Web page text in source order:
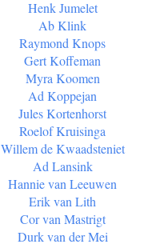
Henk Jumelet
Ab Klink
Raymond Knops
Gert Koffeman
Myra Koomen
Ad Koppejan
Jules Kortenhorst
Roelof Kruisinga
Willem de Kwaadsteniet
Ad Lansink
Hannie van Leeuwen
Erik van Lith
Cor van Mastrigt
Durk van der Mei